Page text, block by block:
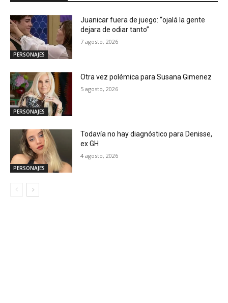
PERSONAJES
Juanicar fuera de juego: “ojalá la gente
dejara de odiar tanto”
7 agosto, 2026
PERSONAJES
Otra vez polémica para Susana Gimenez
5 agosto, 2026
PERSONAJES
Todavía no hay diagnóstico para Denisse,
ex GH
4 agosto, 2026